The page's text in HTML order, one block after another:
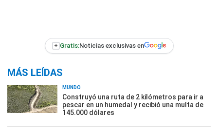
+ Gratis:Noticias exclusivas en
MÁS LEÍDAS
MUNDO
Construyó una ruta de 2 kilómetros para ir a
pescar en un humedal y recibió una multa de
145.000 dólares